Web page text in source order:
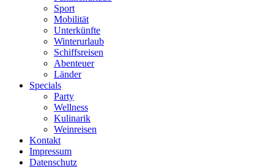
Sport
Mobilität
Unterkünfte
Winterurlaub
Schiffsreisen
Abenteuer
Länder
Specials
Party
Wellness
Kulinarik
Weinreisen
Kontakt
Impressum
Datenschutz